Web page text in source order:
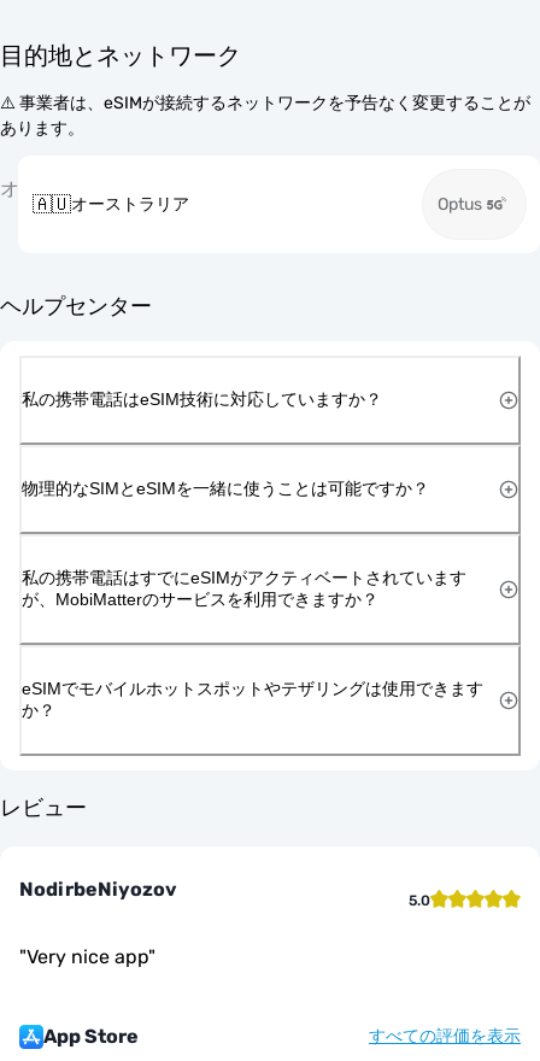
目的地とネットワーク
⚠️ 事業者は、eSIMが接続するネットワークを予告なく変更することが
あります。
オ
🇦🇺オーストラリア Optus
ヘルプセンター
私の携帯電話はeSIM技術に対応していますか？
物理的なSIMとeSIMを一緒に使うことは可能ですか？
私の携帯電話はすでにeSIMがアクティベートされています
が、MobiMatterのサービスを利用できますか？
eSIMでモバイルホットスポットやテザリングは使用できます
か？
レビュー
NodirbeNiyozov 5.0
"Very nice app"
App Store すべての評価を表示